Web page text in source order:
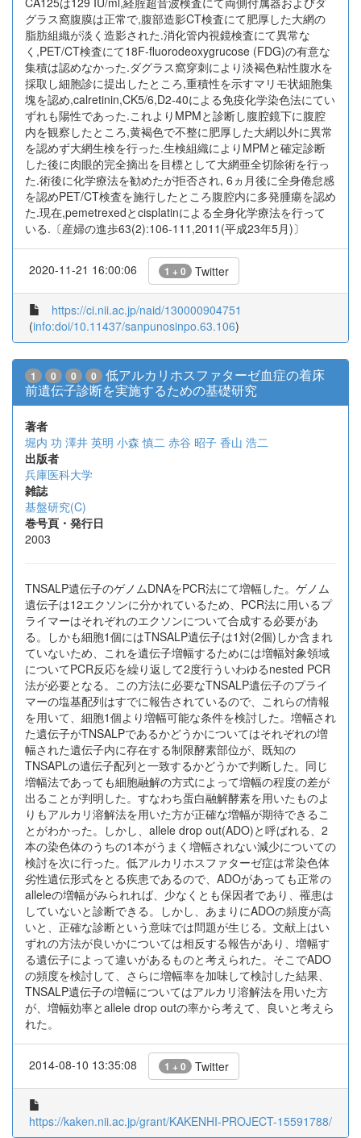
グラス窩腹膜は正常で,腹部造影CT検査にて肥厚した大網の
脂肪組織が淡く造影された.消化管内視鏡検査にて異常な
く,PET/CT検査にて18F-fluorodeoxygrucose (FDG)の有意な
集積は認めなかった.ダグラス窩穿刺により淡褐色粘性腹水を
採取し細胞診に提出したところ,重積性を示すマリモ状細胞集
塊を認め,calretinin,CK5/6,D2-40による免疫化学染色法にてい
ずれも陽性であった.これよりMPMと診断し腹腔鏡下に腹腔
内を観察したところ,黄褐色で不整に肥厚した大網以外に異常
を認めず大網生検を行った.生検組織によりMPMと確定診断
した後に肉眼的完全摘出を目標として大網亜全切除術を行っ
た.術後に化学療法を勧めたが拒否され, 6ヵ月後に全身倦怠感
を認めPET/CT検査を施行したところ腹腔内に多発腫瘍を認め
た.現在,pemetrexedとcisplatinによる全身化学療法を行って
いる.〔産婦の進歩63(2):106-111,2011(平成23年5月)〕
2020-11-21 16:00:06 1 + 0 Twitter
https://ci.nii.ac.jp/naid/130000904751
(info:doi/10.11437/sanpunosinpo.63.106)
1 0 0 0
低アルカリホスファターゼ血症の着床
前遺伝子診断を実施するための基礎研究
著者
堀内 功 澤井 英明 小森 慎二 赤谷 昭子 香山 浩二
出版者
兵庫医科大学
雑誌
基盤研究(C)
巻号頁・発行日
2003
TNSALP遺伝子のゲノムDNAをPCR法にて増幅した。ゲノム
遺伝子は12エクソンに分かれているため、PCR法に用いるプ
ライマーはそれぞれのエクソンについて合成する必要があ
る。しかも細胞1個にはTNSALP遺伝子は1対(2個)しか含まれ
ていないため、これを遺伝子増幅するためには増幅対象領域
についてPCR反応を繰り返して2度行ういわゆるnested PCR
法が必要となる。この方法に必要なTNSALP遺伝子のプライ
マーの塩基配列はすでに報告されているので、これらの情報
を用いて、細胞1個より増幅可能な条件を検討した。増幅され
た遺伝子がTNSALPであるかどうかについてはそれぞれの増
幅された遺伝子内に存在する制限酵素部位が、既知の
TNSAPLの遺伝子配列と一致するかどうかで判断した。同じ
増幅法であっても細胞融解の方式によって増幅の程度の差が
出ることが判明した。すなわち蛋白融解酵素を用いたものよ
りもアルカリ溶解法を用いた方が正確な増幅が期待できるこ
とがわかった。しかし、allele drop out(ADO)と呼ばれる、2
本の染色体のうちの1本がうまく増幅されない減少についての
検討を次に行った。低アルカリホスファターゼ症は常染色体
劣性遺伝形式をとる疾患であるので、ADOがあっても正常の
alleleの増幅がみられれば、少なくとも保因者であり、罹患は
していないと診断できる。しかし、あまりにADOの頻度が高
いと、正確な診断という意味では問題が生じる。文献上はい
ずれの方法が良いかについては相反する報告があり、増幅す
る遺伝子によって違いがあるものと考えられた。そこでADO
の頻度を検討して、さらに増幅率を加味して検討した結果、
TNSALP遺伝子の増幅についてはアルカリ溶解法を用いた方
が、増幅効率とallele drop outの率から考えて、良いと考えら
れた。
2014-08-10 13:35:08 1 + 0 Twitter
https://kaken.nii.ac.jp/grant/KAKENHI-PROJECT-15591788/